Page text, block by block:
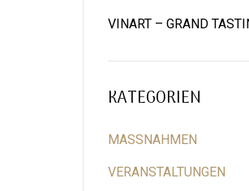
VINART – GRAND
KATEGORIEN
MASSNAHMEN
VERANSTALTUNGEN